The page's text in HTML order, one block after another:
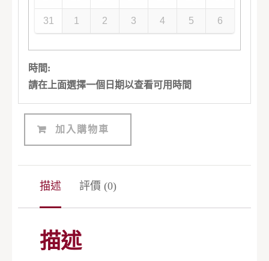
31 1 2 3 4 5 6
時間:
請在上面選擇一個日期以查看可用時間
加入購物車
描述 評價 (0)
描述